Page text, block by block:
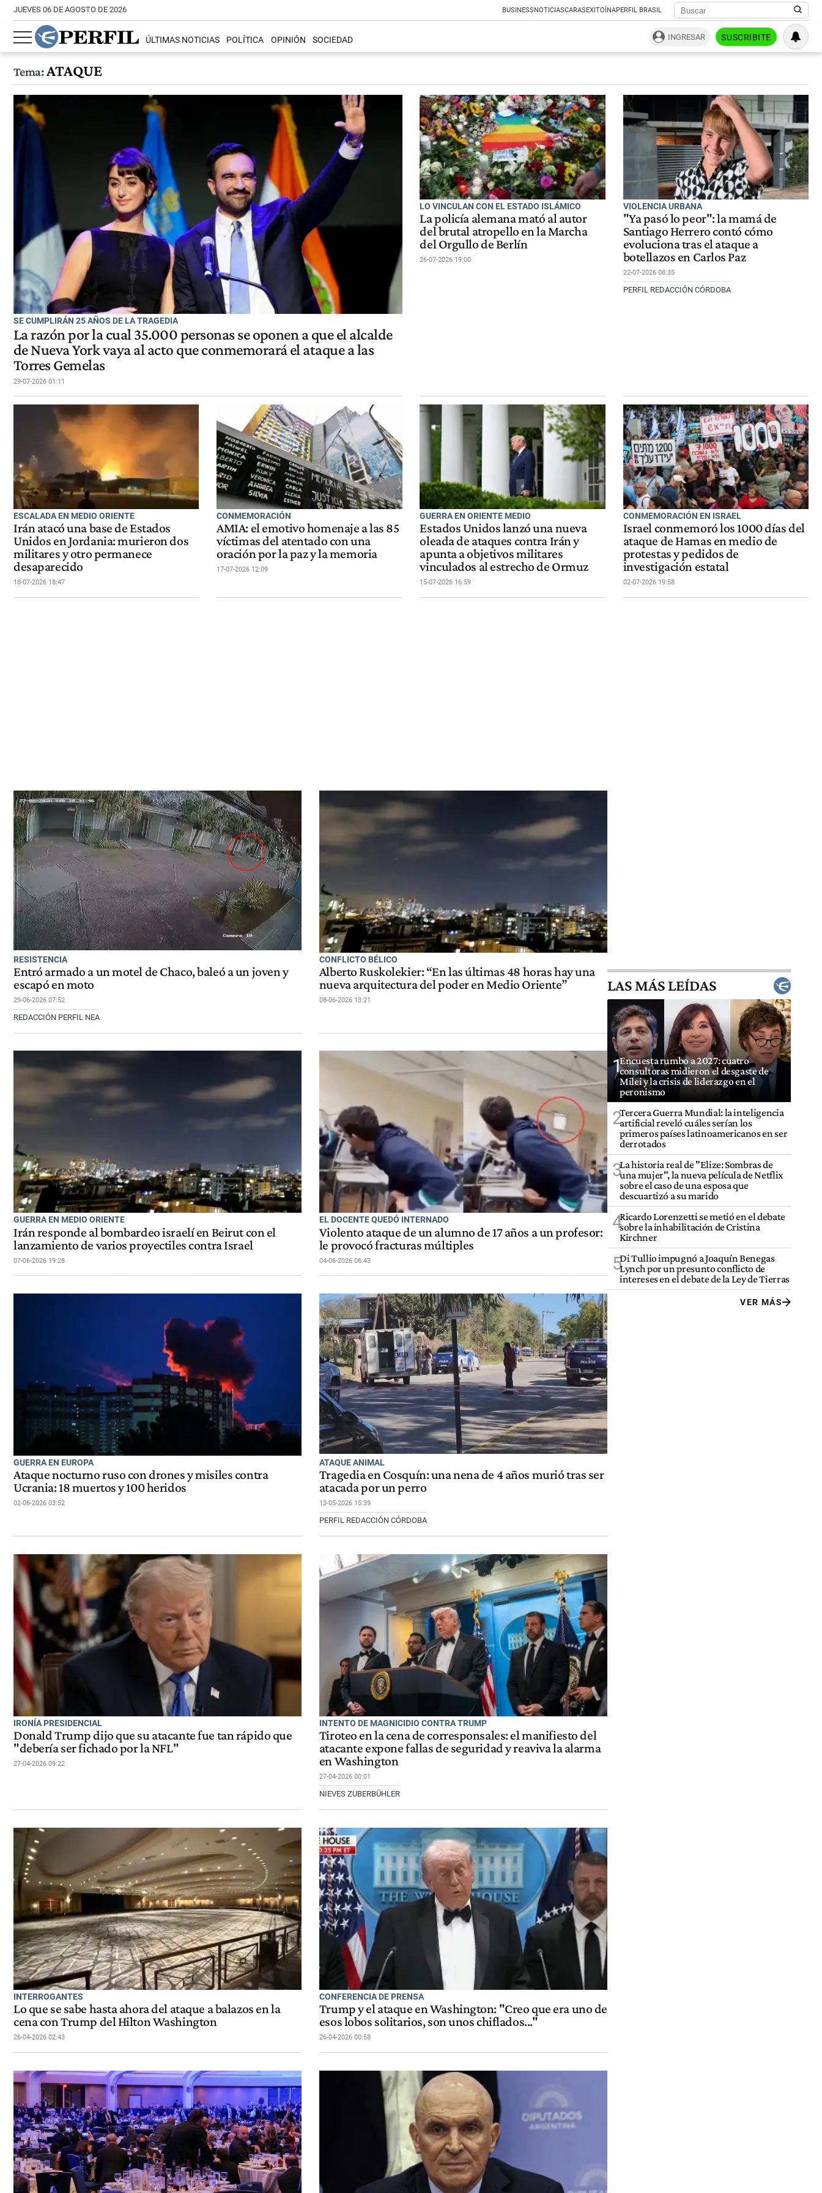
JUEVES 06 DE AGOSTO DE 2026 BUSINESSNOTICIASCARASEXITOÍNAPERFIL BRASIL
ÚLTIMAS NOTICIAS POLÍTICA OPINIÓN SOCIEDAD INGRESAR SUSCRIBITE
Tema:ATAQUE
SE CUMPLIRÁN 25 AÑOS DE LA TRAGEDIA
La razón por la cual 35.000 personas se oponen a que el alcalde
de Nueva York vaya al acto que conmemorará el ataque a las
Torres Gemelas
29-07-2026 01:11
LO VINCULAN CON EL ESTADO ISLÁMICO
La policía alemana mató al autor
del brutal atropello en la Marcha
del Orgullo de Berlín
26-07-2026 19:00
VIOLENCIA URBANA
"Ya pasó lo peor": la mamá de
Santiago Herrero contó cómo
evoluciona tras el ataque a
botellazos en Carlos Paz
22-07-2026 08:35
PERFIL REDACCIÓN CÓRDOBA
ESCALADA EN MEDIO ORIENTE
Irán atacó una base de Estados
Unidos en Jordania: murieron dos
militares y otro permanece
desaparecido
18-07-2026 18:47
CONMEMORACIÓN
AMIA: el emotivo homenaje a las 85
víctimas del atentado con una
oración por la paz y la memoria
17-07-2026 12:09
GUERRA EN ORIENTE MEDIO
Estados Unidos lanzó una nueva
oleada de ataques contra Irán y
apunta a objetivos militares
vinculados al estrecho de Ormuz
15-07-2026 16:59
CONMEMORACIÓN EN ISRAEL
Israel conmemoró los 1000 días del
ataque de Hamas en medio de
protestas y pedidos de
investigación estatal
02-07-2026 19:58
RESISTENCIA
Entró armado a un motel de Chaco, baleó a un joven y
escapó en moto
29-06-2026 07:52
REDACCIÓN PERFIL NEA
CONFLICTO BÉLICO
Alberto Ruskolekier: “En las últimas 48 horas hay una
nueva arquitectura del poder en Medio Oriente”
08-06-2026 13:21
GUERRA EN MEDIO ORIENTE
Irán responde al bombardeo israelí en Beirut con el
lanzamiento de varios proyectiles contra Israel
07-06-2026 19:28
EL DOCENTE QUEDÓ INTERNADO
Violento ataque de un alumno de 17 años a un profesor:
le provocó fracturas múltiples
04-06-2026 06:43
GUERRA EN EUROPA
Ataque nocturno ruso con drones y misiles contra
Ucrania: 18 muertos y 100 heridos
02-06-2026 03:52
ATAQUE ANIMAL
Tragedia en Cosquín: una nena de 4 años murió tras ser
atacada por un perro
13-05-2026 15:39
PERFIL REDACCIÓN CÓRDOBA
IRONÍA PRESIDENCIAL
Donald Trump dijo que su atacante fue tan rápido que
"debería ser fichado por la NFL"
27-04-2026 09:22
INTENTO DE MAGNICIDIO CONTRA TRUMP
Tiroteo en la cena de corresponsales: el manifiesto del
atacante expone fallas de seguridad y reaviva la alarma
en Washington
27-04-2026 00:01
NIEVES ZUBERBÜHLER
INTERROGANTES
Lo que se sabe hasta ahora del ataque a balazos en la
cena con Trump del Hilton Washington
26-04-2026 02:43
CONFERENCIA DE PRENSA
Trump y el ataque en Washington: "Creo que era uno de
esos lobos solitarios, son unos chiflados..."
26-04-2026 00:58
LAS MÁS LEÍDAS
1Encuesta rumbo a 2027: cuatro
consultoras midieron el desgaste de
Milei y la crisis de liderazgo en el
peronismo
2Tercera Guerra Mundial: la inteligencia
artificial reveló cuáles serían los
primeros países latinoamericanos en ser
derrotados
3La historia real de "Elize: Sombras de
una mujer", la nueva película de Netflix
sobre el caso de una esposa que
descuartizó a su marido
4Ricardo Lorenzetti se metió en el debate
sobre la inhabilitación de Cristina
Kirchner
5Di Tullio impugnó a Joaquín Benegas
Lynch por un presunto conflicto de
intereses en el debate de la Ley de Tierras
VER MÁS